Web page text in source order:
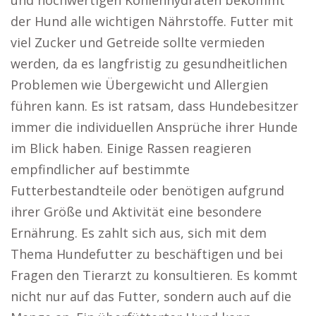
der Hund alle wichtigen Nährstoffe. Futter mit
viel Zucker und Getreide sollte vermieden
werden, da es langfristig zu gesundheitlichen
Problemen wie Übergewicht und Allergien
führen kann. Es ist ratsam, dass Hundebesitzer
immer die individuellen Ansprüche ihrer Hunde
im Blick haben. Einige Rassen reagieren
empfindlicher auf bestimmte
Futterbestandteile oder benötigen aufgrund
ihrer Größe und Aktivität eine besondere
Ernährung. Es zahlt sich aus, sich mit dem
Thema Hundefutter zu beschäftigen und bei
Fragen den Tierarzt zu konsultieren. Es kommt
nicht nur auf das Futter, sondern auch auf die